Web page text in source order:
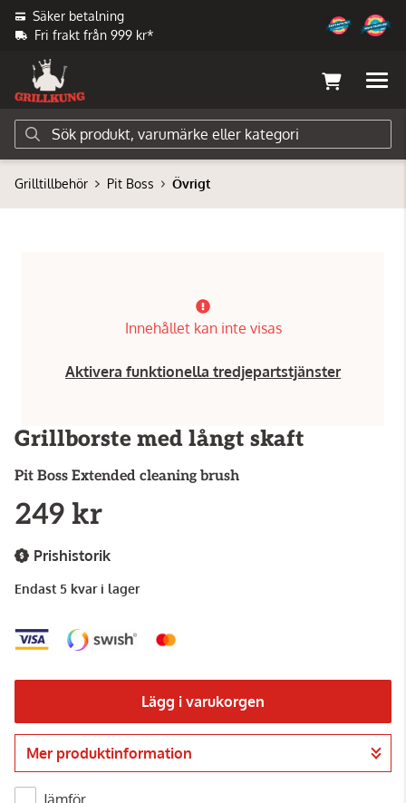
Säker betalning
Fri frakt från 999 kr*
Grilltillbehör Pit Boss Övrigt
Innehållet kan inte visas
Aktivera funktionella tredjepartstjänster
Grillborste med långt skaft
Pit Boss Extended cleaning brush
249 kr
Prishistorik
Endast 5 kvar i lager
Lägg i varukorgen
Gå till kassan
Mer produktinformation
Jämför